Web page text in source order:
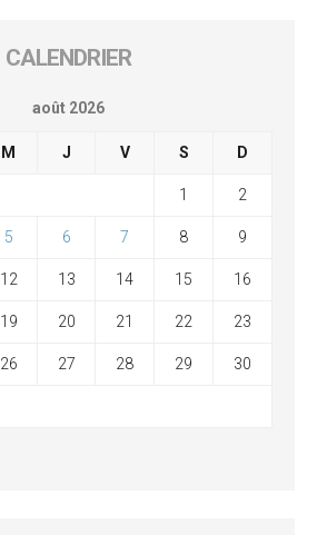
CALENDRIER
août 2026
M J V S D
1 2
5 6 7 8 9
12 13 14 15 16
19 20 21 22 23
26 27 28 29 30